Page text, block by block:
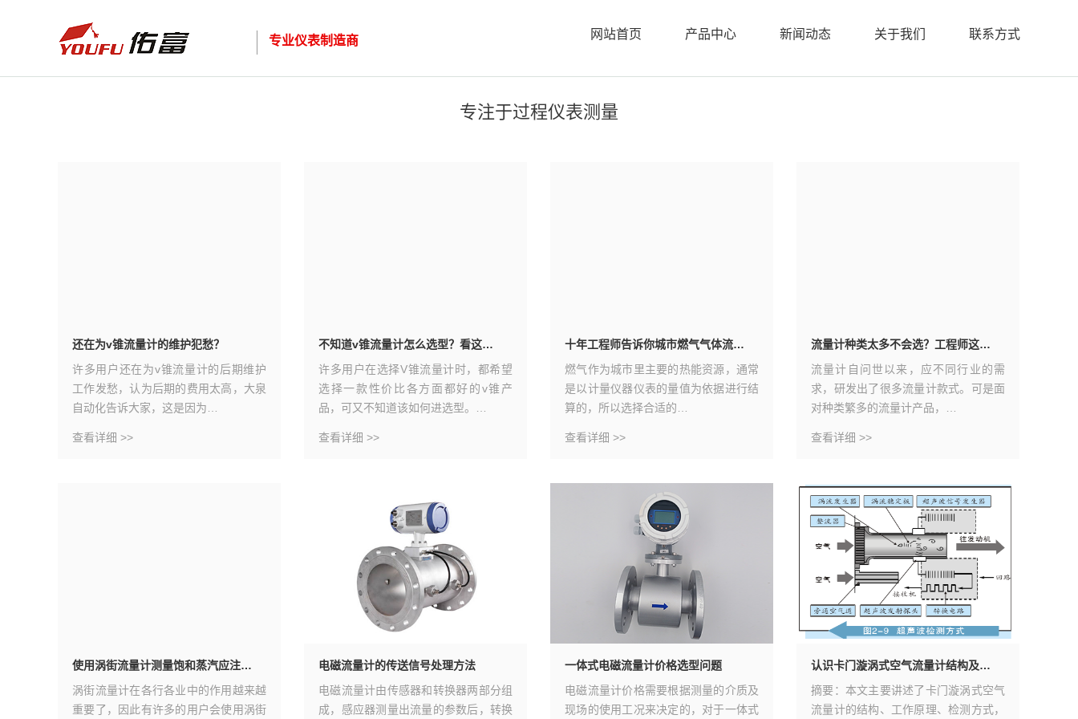
专业仪表制造商 网站首页 产品中心 新闻动态 关于我们 联系方式
专注于过程仪表测量
还在为v锥流量计的维护犯愁？
许多用户还在为v锥流量计的后期维护
工作发愁，认为后期的费用太高，大泉
自动化告诉大家，这是因为…
查看详细 >>
不知道v锥流量计怎么选型？看这…
许多用户在选择V锥流量计时，都希望
选择一款性价比各方面都好的v锥产
品，可又不知道该如何进选型。…
查看详细 >>
十年工程师告诉你城市燃气气体流…
燃气作为城市里主要的热能资源，通常
是以计量仪器仪表的量值为依据进行结
算的，所以选择合适的…
查看详细 >>
流量计种类太多不会选？工程师这…
流量计自问世以来，应不同行业的需
求，研发出了很多流量计款式。可是面
对种类繁多的流量计产品，…
查看详细 >>
使用涡街流量计测量饱和蒸汽应注…
涡街流量计在各行各业中的作用越来越
重要了，因此有许多的用户会使用涡街
电磁流量计的传送信号处理方法
电磁流量计由传感器和转换器两部分组
成，感应器测量出流量的参数后，转换
一体式电磁流量计价格选型问题
电磁流量计价格需要根据测量的介质及
现场的使用工况来决定的，对于一体式
认识卡门漩涡式空气流量计结构及…
摘要：本文主要讲述了卡门漩涡式空气
流量计的结构、工作原理、检测方式，